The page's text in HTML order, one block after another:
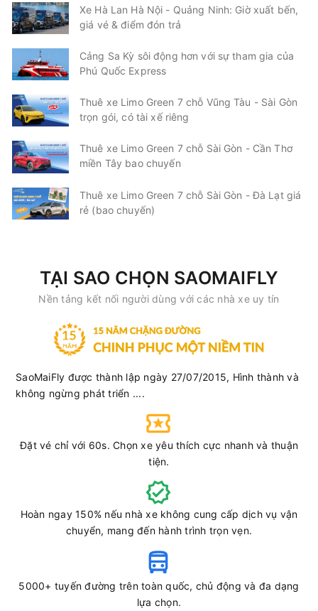
Xe Hà Lan Hà Nội - Quảng Ninh: Giờ xuất bến,
giá vé & điểm đón trả
Cảng Sa Kỳ sôi động hơn với sự tham gia của
Phú Quốc Express
Thuê xe Limo Green 7 chỗ Vũng Tàu - Sài Gòn
trọn gói, có tài xế riêng
Thuê xe Limo Green 7 chỗ Sài Gòn - Cần Thơ
miền Tây bao chuyến
Thuê xe Limo Green 7 chỗ Sài Gòn - Đà Lạt giá
rẻ (bao chuyến)
TẠI SAO CHỌN SAOMAIFLY
Nền tảng kết nối người dùng với các nhà xe uy tín
SaoMaiFly được thành lập ngày 27/07/2015, Hình thành và
không ngừng phát triển ....
Đặt vé chỉ với 60s. Chọn xe yêu thích cực nhanh và thuận
tiện.
Hoàn ngay 150% nếu nhà xe không cung cấp dịch vụ vận
chuyển, mang đến hành trình trọn vẹn.
5000+ tuyến đường trên toàn quốc, chủ động và đa dạng
lựa chọn.